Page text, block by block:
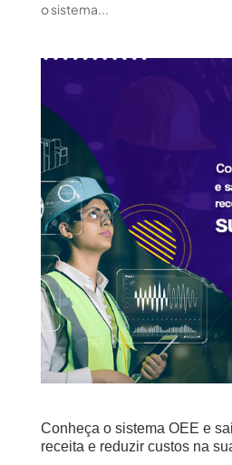
o sistema...
Conheça o sistema OEE e
receita e reduzir custos na